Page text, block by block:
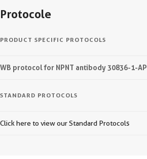
Protocole
PRODUCT SPECIFIC PROTOCOLS
WB protocol for NPNT antibody 30836-1-AP
STANDARD PROTOCOLS
Click here to view our Standard Protocols